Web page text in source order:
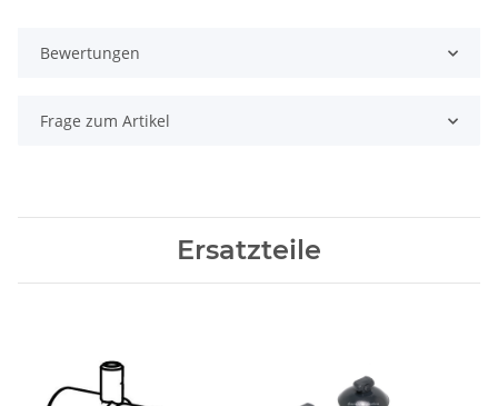
Bewertungen
Frage zum Artikel
Ersatzteile